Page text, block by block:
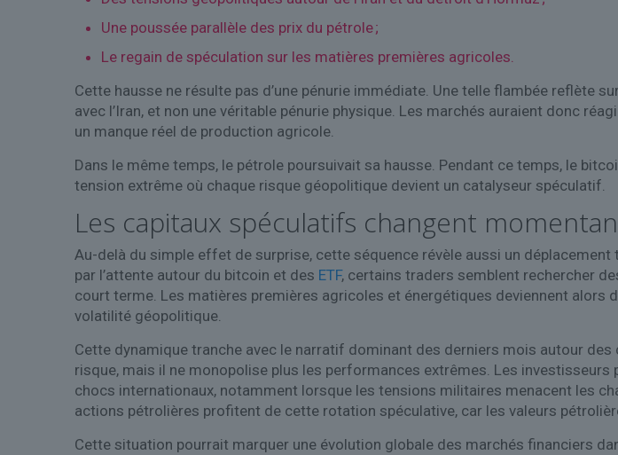
Une poussée parallèle des prix du pétrole ;
Le regain de spéculation sur les matières premières agricoles.
Cette hausse ne résulte pas d’une pénurie immédiate. Une telle flambée reflète
avec l’Iran, et non une véritable pénurie physique. Les marchés auraient donc
un manque réel de production agricole.
Dans le même temps, le pétrole poursuivait sa hausse. Pendant ce temps, le
tension extrême où chaque risque géopolitique devient un catalyseur spéculatif.
Les capitaux spéculatifs changent
Au-delà du simple effet de surprise, cette séquence révèle aussi un
par l’attente autour du bitcoin et des ETF, certains traders semblent rechercher
court terme. Les matières premières agricoles et énergétiques deviennent
volatilité géopolitique.
Cette dynamique tranche avec le narratif dominant des derniers mois autour
risque, mais il ne monopolise plus les performances extrêmes. Les
chocs internationaux, notamment lorsque les tensions militaires menacent les
actions pétrolières profitent de cette rotation spéculative, car les valeurs
Cette situation pourrait marquer une évolution globale des marchés financiers